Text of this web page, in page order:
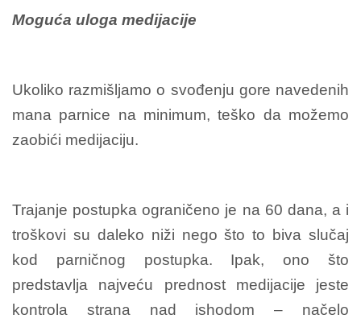
Moguća uloga medijacije
Ukoliko razmišljamo o svođenju gore navedenih
mana parnice na minimum, teško da možemo
zaobići medijaciju.
Trajanje postupka ograničeno je na 60 dana, a i
troškovi su daleko niži nego što to biva slučaj
kod parničnog postupka. Ipak, ono što
predstavlja najveću prednost medijacije jeste
kontrola strana nad ishodom – načelo